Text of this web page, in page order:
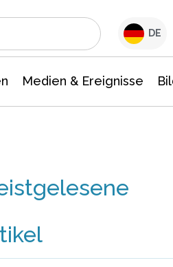
DE
Medien & Ereignisse